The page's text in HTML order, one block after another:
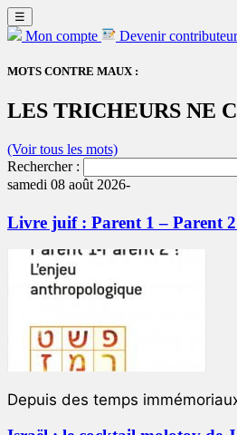
☰
Mon compte Devenir contributeur
MOTS CONTRE MAUX :
LES TRICHEURS NE
(Voir tous les mots)
Rechercher :
samedi 08 août 2026-
Livre juif : Parent 1 – Parent
Depuis des temps